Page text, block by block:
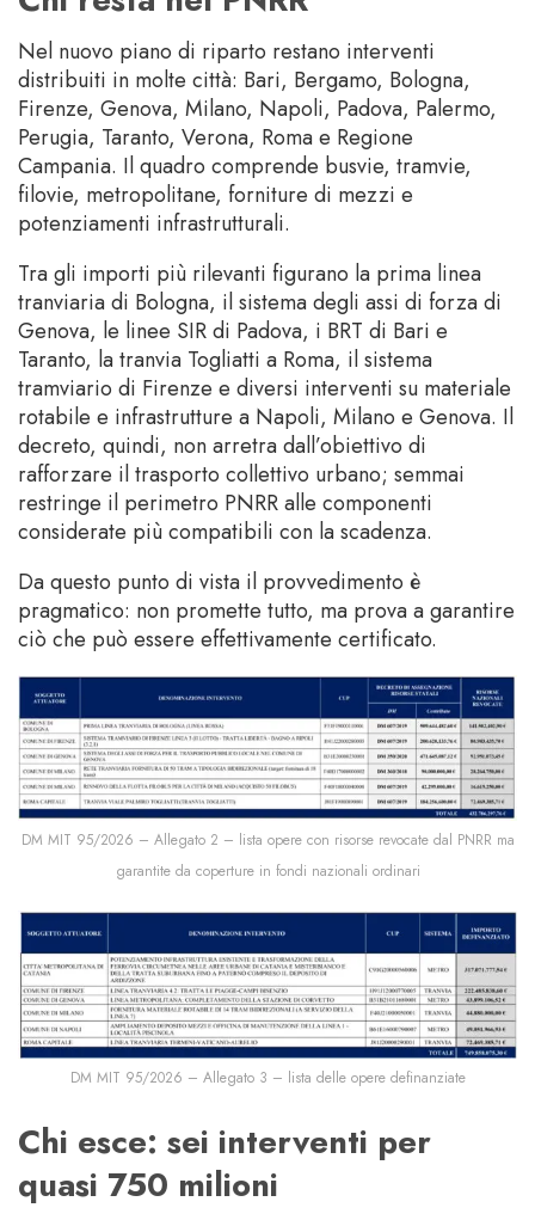
Nel nuovo piano di riparto restano interventi
distribuiti in molte città: Bari, Bergamo, Bologna,
Firenze, Genova, Milano, Napoli, Padova, Palermo,
Perugia, Taranto, Verona, Roma e Regione
Campania. Il quadro comprende busvie, tramvie,
filovie, metropolitane, forniture di mezzi e
potenziamenti infrastrutturali.
Tra gli importi più rilevanti figurano la prima linea
tranviaria di Bologna, il sistema degli assi di forza di
Genova, le linee SIR di Padova, i BRT di Bari e
Taranto, la tranvia Togliatti a Roma, il sistema
tramviario di Firenze e diversi interventi su materiale
rotabile e infrastrutture a Napoli, Milano e Genova. Il
decreto, quindi, non arretra dall’obiettivo di
rafforzare il trasporto collettivo urbano; semmai
restringe il perimetro PNRR alle componenti
considerate più compatibili con la scadenza.
Da questo punto di vista il provvedimento è
pragmatico: non promette tutto, ma prova a garantire
ciò che può essere effettivamente certificato.
DM MIT 95/2026 – Allegato 2 – lista opere con risorse revocate dal PNRR ma
garantite da coperture in fondi nazionali ordinari
DM MIT 95/2026 – Allegato 3 – lista delle opere definanziate
Chi esce: sei interventi per
quasi 750 milioni